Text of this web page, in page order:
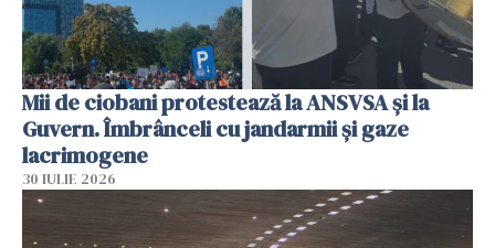
Mii de ciobani protestează la ANSVSA și la
Guvern. Îmbrânceli cu jandarmii și gaze
lacrimogene
30 IULIE 2026